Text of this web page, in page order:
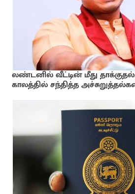
லண்டனில் வீட்டின் மீது
காலத்தில் சந்தித்த